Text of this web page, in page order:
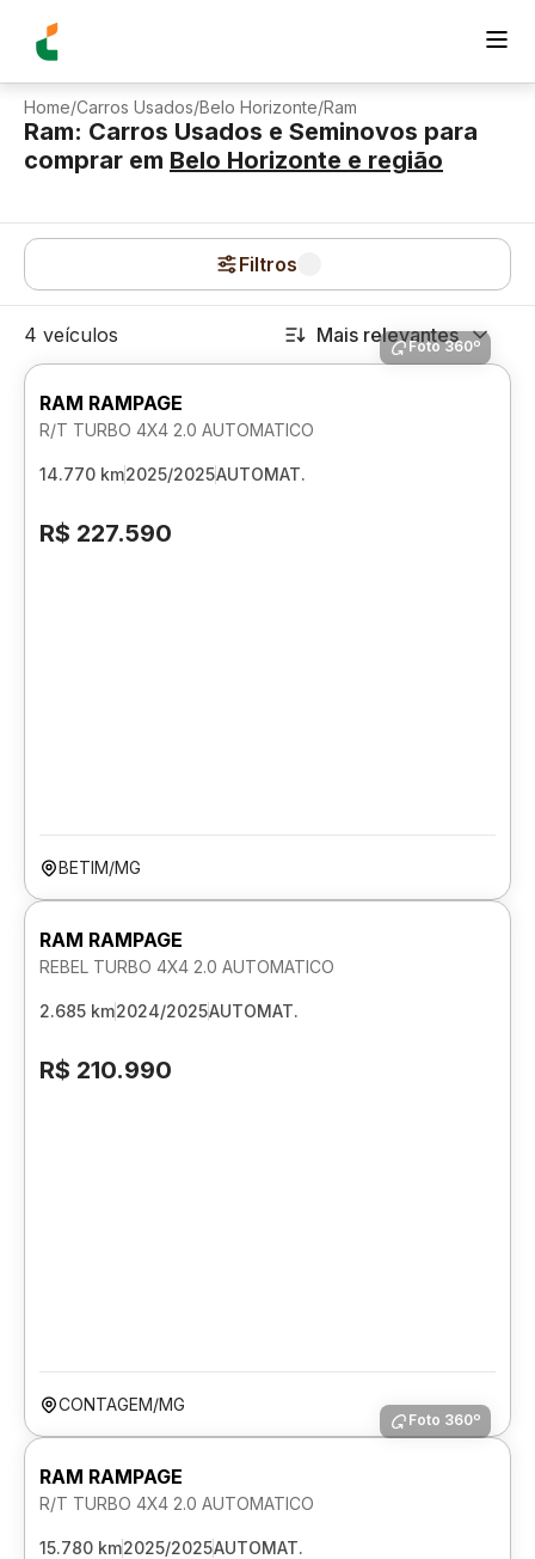
Home/Carros Usados/Belo Horizonte/Ram
Ram: Carros Usados e Seminovos para
comprar em Belo Horizonte e região
Filtros
4 veículos Mais relevantes
Foto 360º
RAM RAMPAGE
R/T TURBO 4X4 2.0 AUTOMATICO
14.770 km2025/2025AUTOMAT.
R$ 227.590
BETIM/MG
RAM RAMPAGE
REBEL TURBO 4X4 2.0 AUTOMATICO
2.685 km2024/2025AUTOMAT.
R$ 210.990
CONTAGEM/MG
Foto 360º
RAM RAMPAGE
R/T TURBO 4X4 2.0 AUTOMATICO
15.780 km2025/2025AUTOMAT.